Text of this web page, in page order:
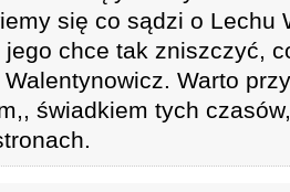
się co sądzi o Lechu
jego chce tak zniszczyć,
Warto
świadkiem tych